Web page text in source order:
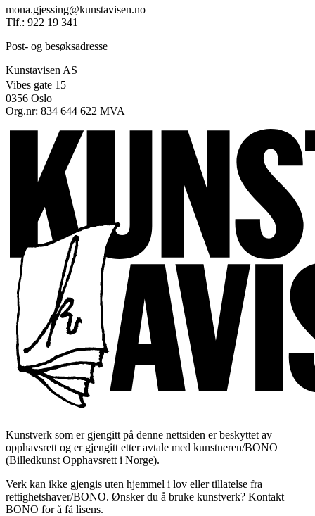
mona.gjessing@kunstavisen.no
Tlf.: 922 19 341
Post- og besøksadresse
Kunstavisen AS
Vibes gate 15
0356 Oslo
Org.nr: 834 644 622 MVA
Kunstverk som er gjengitt på denne nettsiden er beskyttet av
opphavsrett og er gjengitt etter avtale med kunstneren/BONO
(Billedkunst Opphavsrett i Norge).
Verk kan ikke gjengis uten hjemmel i lov eller tillatelse fra
rettighetshaver/BONO. Ønsker du å bruke kunstverk? Kontakt
BONO for å få lisens.